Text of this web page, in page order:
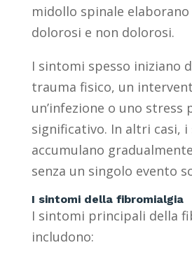
midollo spinale elaborano
dolorosi e non dolorosi.
I sintomi spesso iniziano
trauma fisico, un
un’infezione o uno stress
significativo. In altri casi,
accumulano
senza un singolo evento
I sintomi della fibromialgia
I sintomi principali della
includono: